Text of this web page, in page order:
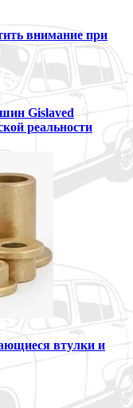
внимание при
Gislaved
реальности
втулки и